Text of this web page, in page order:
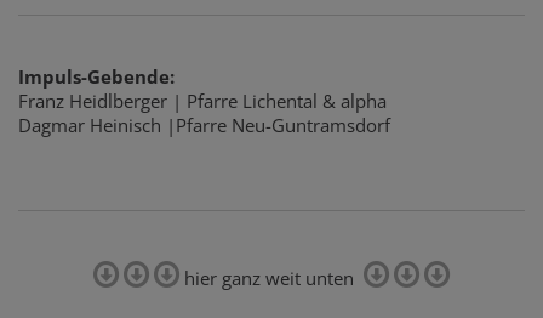
Impuls-Gebende:
Franz Heidlberger | Pfarre Lichental & alpha
Dagmar Heinisch |Pfarre Neu-Guntramsdorf
hier ganz weit unten